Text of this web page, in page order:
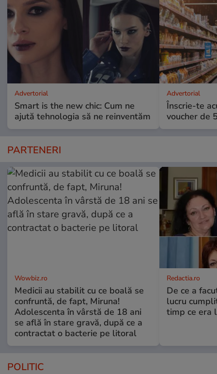
Advertorial
Smart is the new chic: Cum ne
ajută tehnologia să ne reinventăm
Advertorial
Înscrie-te
voucher de
PARTENERI
Wowbiz.ro
Medicii au stabilit cu ce boală se
confruntă, de fapt, Miruna!
Adolescenta în vârstă de 18 ani
se află în stare gravă, după ce a
contractat o bacterie pe litoral
Redactia.ro
De ce a
lucru
timp ce era
POLITIC